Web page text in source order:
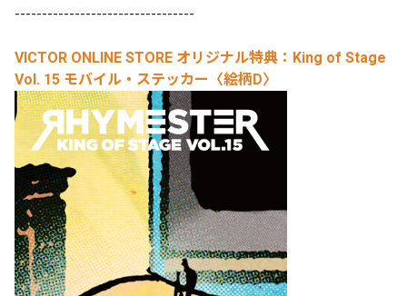
---------------------------------
VICTOR ONLINE STORE オリジナル特典： King of Stage
Vol. 15 モバイル・ステッカー 〈絵柄D〉